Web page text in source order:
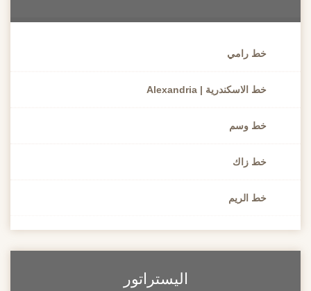
خط رامي
خط الاسكندرية | Alexandria
خط وسم
خط زاك
خط الريم
اليستراتور